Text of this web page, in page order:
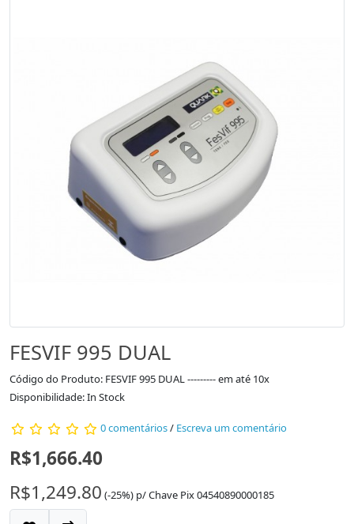
FESVIF 995 DUAL
Código do Produto: FESVIF 995 DUAL --------- em até 10x
Disponibilidade: In Stock
0 comentários/ Escreva um comentário
R$1,666.40
R$1,249.80 (-25%) p/Chave Pix 04540890000185